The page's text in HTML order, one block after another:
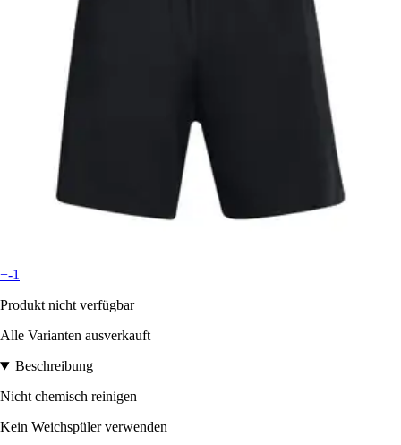
+-1
Produkt nicht verfügbar
Alle Varianten ausverkauft
Beschreibung
Nicht chemisch reinigen
Kein Weichspüler verwenden